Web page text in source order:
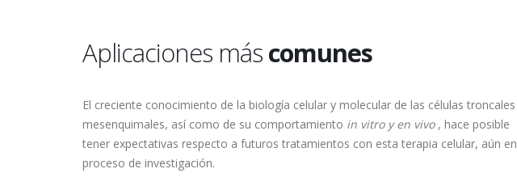
Aplicaciones máscomunes
El creciente conocimiento de la biología celular y molecular de las células troncales
mesenquimales, así como de su comportamiento in vitro y en vivo, hace posible
tener expectativas respecto a futuros tratamientos con esta terapia celular, aún en
proceso de investigación.